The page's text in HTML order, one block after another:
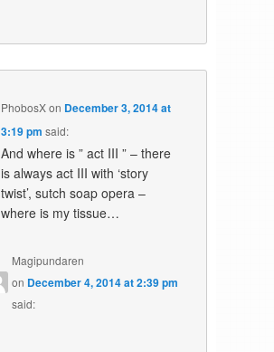
PhobosXon December 3, 2014 at
3:19 pm said:
And where is ” act III ” – there
is always act III with ‘story
twist’, sutch soap opera –
where is my tissue…
Magipundaren
on December 4, 2014 at 2:39 pm
said: